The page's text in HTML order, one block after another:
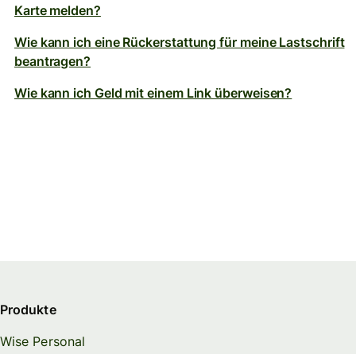
Karte melden?
Wie kann ich eine Rückerstattung für meine Lastschrift
beantragen?
Wie kann ich Geld mit einem Link überweisen?
Produkte
Wise Personal